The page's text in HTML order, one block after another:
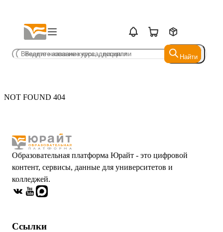
Найти
Найти
NOT FOUND 404
Образовательная платформа Юрайт - это цифровой
контент, сервисы, данные для университетов и
колледжей.
Ссылки